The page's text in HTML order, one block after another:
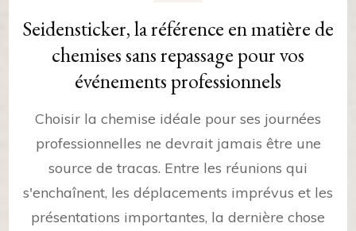
Seidensticker, la référence en matière de
chemises sans repassage pour vos
événements professionnels
Choisir la chemise idéale pour ses journées
professionnelles ne devrait jamais être une
source de tracas. Entre les réunions qui
s'enchaînent, les déplacements imprévus et les
présentations importantes, la dernière chose